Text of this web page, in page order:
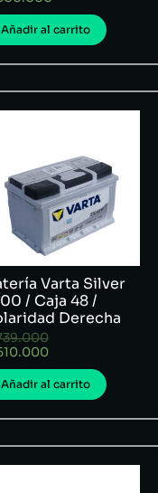
Añadir al carrito
Varta Silver
/ Caja 48 /
Derecha
Añadir al carrito